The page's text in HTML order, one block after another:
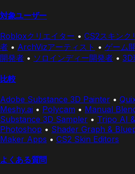
対象ユーザー
Robloxクリエイター • CS2スキンク
者 • ArchVizアーティスト • ゲーム
開発者 • ソロインディー開発者 • 3D
比較
Adobe Substance 3D Painter •
Meshy.ai • Polycam • Manual
Substance 3D Sampler • Tripo AI
Photoshop • Shader Graph &
Maker Apps • CS2 Skin Editors
よくある質問